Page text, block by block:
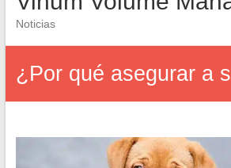
Noticias
¿Por qué asegurar a